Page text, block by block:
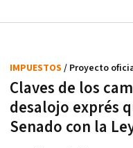
Claves de los
desalojo exprés
Senado con la
IMPUESTOS / Proyecto